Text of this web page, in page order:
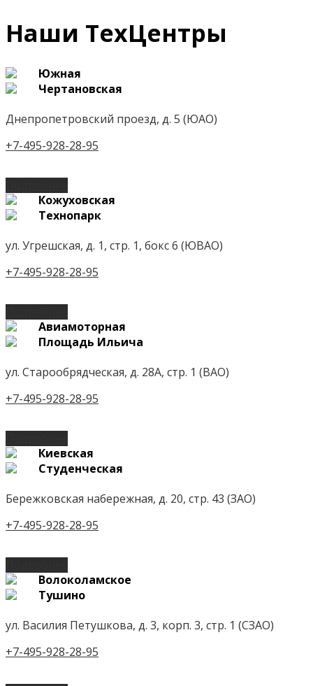
Наши ТехЦентры
Южная
Чертановская
Днепропетровский проезд, д. 5 (ЮАО)
+7-495-928-28-95
Кожуховская
Технопарк
ул. Угрешская, д. 1, стр. 1, бокс 6 (ЮВАО)
+7-495-928-28-95
Авиамоторная
Площадь Ильича
ул. Старообрядческая, д. 28А, стр. 1 (ВАО)
+7-495-928-28-95
Киевская
Студенческая
Бережковская набережная, д. 20, стр. 43 (ЗАО)
+7-495-928-28-95
Волоколамское
Тушино
ул. Василия Петушкова, д. 3, корп. 3, стр. 1 (СЗАО)
+7-495-928-28-95